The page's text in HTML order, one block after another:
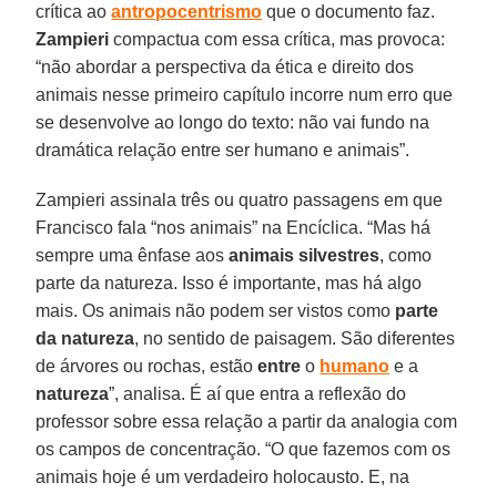
crítica aoantropocentrismo que o documento faz.
Zampieri compactua com essa crítica, mas provoca:
“não abordar a perspectiva da ética e direito dos
animais nesse primeiro capítulo incorre num erro que
se desenvolve ao longo do texto: não vai fundo na
dramática relação entre ser humano e animais”.
Zampieri assinala três ou quatro passagens em que
Francisco fala “nos animais” na Encíclica. “Mas há
sempre uma ênfase aosanimais silvestres, como
parte da natureza. Isso é importante, mas há algo
mais. Os animais não podem ser vistos como parte
da natureza, no sentido de paisagem. São diferentes
de árvores ou rochas, estãoentre o humano e a
natureza”, analisa. É aí que entra a reflexão do
professor sobre essa relação a partir da analogia com
os campos de concentração. “O que fazemos com os
animais hoje é um verdadeiro holocausto. E, na